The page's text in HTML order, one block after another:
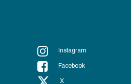
Instagram
Facebook
X